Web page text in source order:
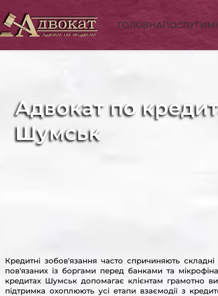
ГОЛОВНАПОСЛУГИ
Адвокат по
Шумськ
Кредитні зобов'язання часто спричиняють
пов'язаних із боргами перед банками та
кредитах Шумськ допомагає клієнтам грамотно
підтримка охоплюють усі етапи взаємодії з